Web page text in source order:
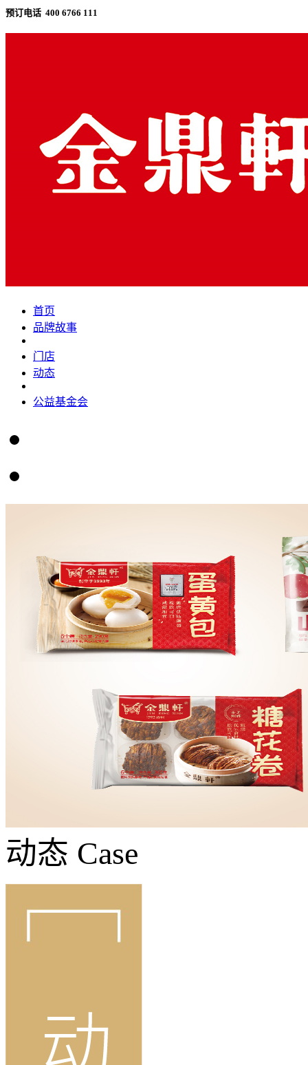
预订电话 400 6766 111
首页
品牌故事
门店
动态
公益基金会
动态 Case